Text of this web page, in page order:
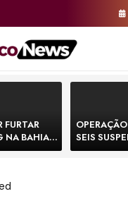
FURTAR
NA BAHIA E
DE
SEIS